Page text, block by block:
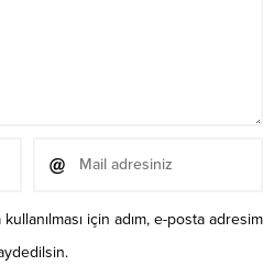
için adım, e-posta adresim